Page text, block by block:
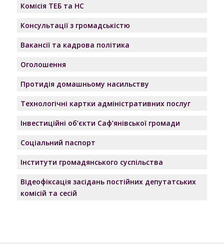
Комісія ТЕБ та НС
Консультації з громадськістю
Вакансії та кадрова політика
Оголошення
Протидія домашньому насильству
Технологічні картки адміністративних послуг
Інвестиційні об’єкти Саф’янівської громади
Соціальний паспорт
Інститути громадянського суспільства
Відеофіксація засідань постійних депутатських
комісій та сесій